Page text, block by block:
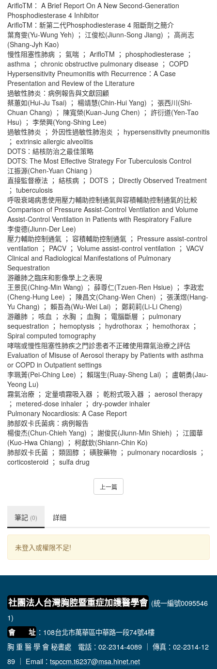
ArifloTM： A Brief Report On A New Second-Generation
Phosphodiesterase 4 Inhibitor
ArifloTM：新第二代Phosphodiesterase 4 阻斷劑之簡介
葉育雯(Yu-Wung Yeh) ； 江俊松(Jiunn-Song Jiang) ； 高尚志
(Shang-Jyh Kao)
慢性阻塞性肺病 ； 氣喘 ； ArifloTM ； phosphodiesterase ；
asthma ； chronic obstructive pulmonary disease ； COPD
Hypersensitivity Pneumonitis with Recurrence：A Case
Presentation and Review of the Literature
過敏性肺炎：病例報告與文獻回顧
蔡蕙如(Hui-Ju Tsai) ； 楊靖慧(Chin-Hui Yang) ； 張西川(Shi-
Chuan Chang) ； 陳寬榮(Kuan-Jung Chen) ； 許衍道(Yen-Tao
Hsu) ； 李榮興(Yong-Shing Lee)
過敏性肺炎 ； 外因性過敏性肺泡炎 ； hypersensitivity pneumonitis
； extrinsic allergic alveolitis
DOTS：結核防治之最佳策略
DOTS: The Most Effective Strategy For Tuberculosis Control
江振源(Chen-Yuan Chiang )
直接監督療法 ； 結核病 ； DOTS ； Directly Observed Treatment
； tuberculosis
呼吸衰竭病患使用壓力輔助控制通氣與容積輔助控制通氣的比較
Comparison of Pressure Assist-Control Ventilation and Volume
Assist-Control Ventilation in Patients with Respiratory Failure
李俊德(Jiunn-Der Lee)
壓力輔助控制通氣 ； 容積輔助控制通氣 ； Pressure assist-control
ventilation ； PACV ； Volume assist-control ventilation ； VACV
Clinical and Radiological Manifestations of Pulmonary
Sequestration
游離肺之臨床和影像學上之表現
王景民(Ching-Min Wang) ； 薛尊仁(Tzuen-Ren Hsiue) ； 李政宏
(Cheng-Hung Lee) ； 陳昌文(Chang-Wen Chen) ； 張漢煜(Hang-
Yu Chang) ； 賴吾為(Wu-Wei Lai) ； 鄭莉莉(Li-Li Cheng)
游離肺 ； 咳血 ； 水胸 ； 血胸 ； 電腦斷層 ； pulmonary
sequestration ； hemoptysis ； hydrothorax ； hemothorax ；
Spiral computed tomography
哮喘或慢性阻塞性肺疾之門診患者不正確使用霧氣治療之評估
Evaluation of Misuse of Aerosol therapy by Patients with asthma
or COPD in Outpatient settings
李珮菁(Pei-Ching Lee) ； 賴瑞生(Ruay-Sheng Lai) ； 盧朝勇(Jau-
Yeong Lu)
霧氣治療 ； 定量噴霧吸入器 ； 乾粉式吸入器 ； aerosol therapy
； metered-dose inhaler ； dry-powder inhaler
Pulmonary Nocardiosis: A Case Report
肺部奴卡氏菌病：病例報告
楊俊杰(Chun-Chieh Yang) ； 謝俊民(Jiunn-Min Shieh) ； 江國華
(Kuo-Hwa Chiang) ； 柯獻欽(Shiann-Chin Ko)
肺部奴卡氏菌 ； 類固醇 ； 磺胺藥物 ； pulmonary nocardiosis ；
corticosteroid ； sulfa drug
上一篇
筆記 (0) 詳細
未登入或權限不足!
社團法人台灣胸腔暨重症加護醫學會 (統一編號0095546
1)
會 址 ：108台北市萬華區中華路一段74號4樓
胸 重 醫 學 會 秘書處 電話：02-2314-4089 ｜ 傳真：02-2314-12
89 ｜ Email： tspccm.t6237@msa.hinet.net